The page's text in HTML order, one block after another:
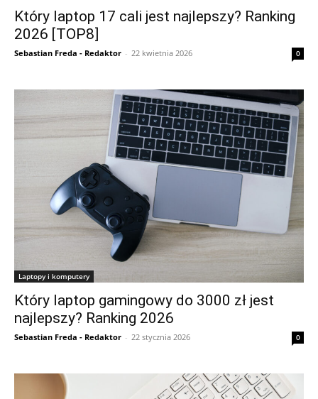
Który laptop 17 cali jest najlepszy? Ranking
2026 [TOP8]
Sebastian Freda - Redaktor - 22 kwietnia 2026 0
Laptopy i komputery
Który laptop gamingowy do 3000 zł jest
najlepszy? Ranking 2026
Sebastian Freda - Redaktor - 22 stycznia 2026 0